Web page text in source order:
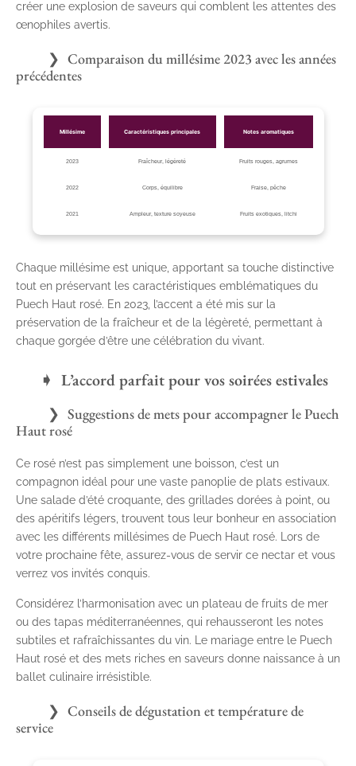
créer une explosion de saveurs qui comblent les attentes des
œnophiles avertis.
Comparaison du millésime 2023 avec les années
précédentes
Millésime Caractéristiques principales Notes aromatiques
2023 Fraîcheur, légèreté Fruits rouges, agrumes
2022 Corps, équilibre Fraise, pêche
2021 Ampleur, texture soyeuse Fruits exotiques, litchi
Chaque millésime est unique, apportant sa touche distinctive
tout en préservant les caractéristiques emblématiques du
Puech Haut rosé. En 2023, l’accent a été mis sur la
préservation de la fraîcheur et de la légèreté, permettant à
chaque gorgée d’être une célébration du vivant.
L’accord parfait pour vos soirées estivales
Suggestions de mets pour accompagner le Puech
Haut rosé
Ce rosé n’est pas simplement une boisson, c’est un
compagnon idéal pour une vaste panoplie de plats estivaux.
Une salade d’été croquante, des grillades dorées à point, ou
des apéritifs légers, trouvent tous leur bonheur en association
avec les différents millésimes de Puech Haut rosé. Lors de
votre prochaine fête, assurez-vous de servir ce nectar et vous
verrez vos invités conquis.
Considérez l’harmonisation avec un plateau de fruits de mer
ou des tapas méditerranéennes, qui rehausseront les notes
subtiles et rafraîchissantes du vin. Le mariage entre le Puech
Haut rosé et des mets riches en saveurs donne naissance à un
ballet culinaire irrésistible.
Conseils de dégustation et température de
service